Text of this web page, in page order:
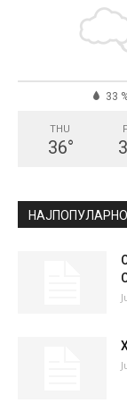
33
THU
36°
НАЈПОПУЛАРНО